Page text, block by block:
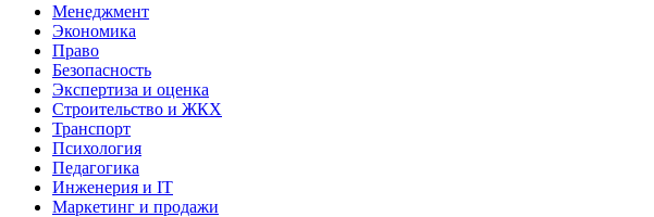
Менеджмент
Экономика
Право
Безопасность
Экспертиза и оценка
Строительство и ЖКХ
Транспорт
Психология
Педагогика
Инженерия и IT
Маркетинг и продажи